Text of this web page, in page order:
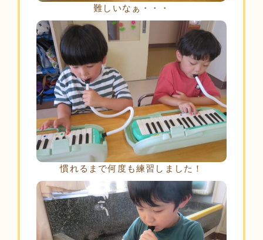
難しいなぁ・・・
慣れるまで何度も練習しました！